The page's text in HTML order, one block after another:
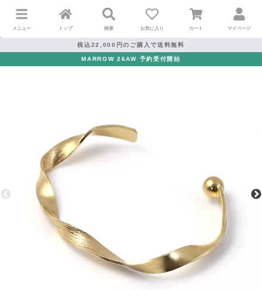
メニュー トップ 検索 お気に入り カート マイページ
税込22,000円のご購入で送料無料
MARROW 26AW 予約受付開始